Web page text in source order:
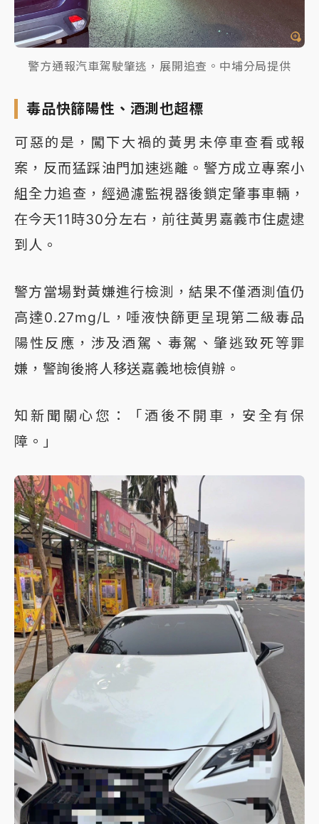
警方通報汽車駕駛肇逃，展開追查。中埔分局提供
毒品快篩陽性、酒測也超標
可惡的是，闖下大禍的黃男未停車查看或報
案，反而猛踩油門加速逃離。警方成立專案小
組全力追查，經過濾監視器後鎖定肇事車輛，
在今天11時30分左右，前往黃男嘉義市住處逮
到人。
警方當場對黃嫌進行檢測，結果不僅酒測值仍
高達0.27mg/L，唾液快篩更呈現第二級毒品
陽性反應，涉及酒駕、毒駕、肇逃致死等罪
嫌，警詢後將人移送嘉義地檢偵辦。
知新聞關心您：「酒後不開車，安全有保
障。」